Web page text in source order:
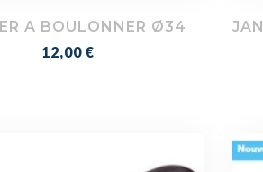
A BOULONNER Ø34
Prix
12,00 €